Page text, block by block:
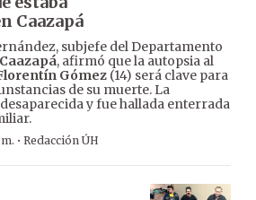
Caazapá
subjefe del Departamento
Caazapá, afirmó que la autopsia al
Gómez (14) será clave para
de su muerte. La
y fue hallada enterrada
· Redacción ÚH